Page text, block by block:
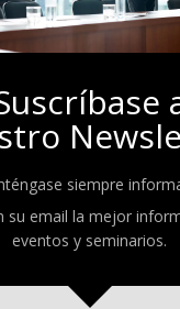
siempre
su email la mejor
eventos y seminarios.